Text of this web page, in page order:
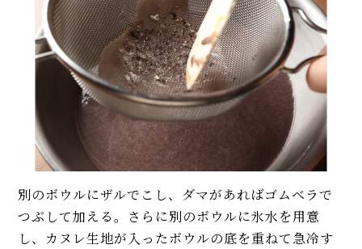
別のボウルにザルでこし、ダマがあればゴムベラで
つぶして加える。さらに別のボウルに氷水を用意
し、カヌレ生地が入ったボウルの底を重ねて急冷す